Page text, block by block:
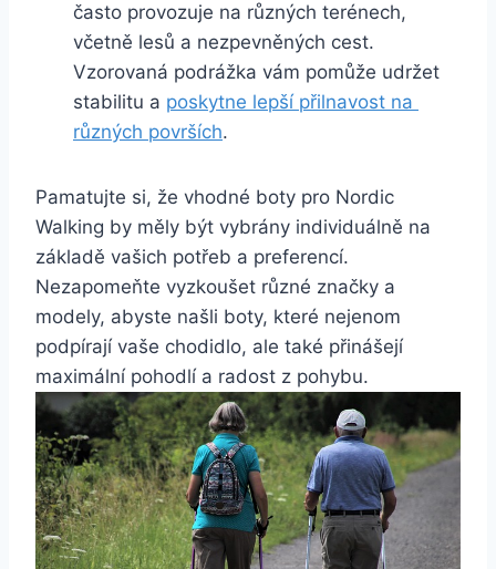
⁤často provozuje na různých terénech,
včetně​ lesů a⁢ nezpevněných cest.
⁢Vzorovaná ‍podrážka vám pomůže udržet
stabilitu‍ a poskytne lepší‍ přilnavost na ​
různých​ površích.
Pamatujte si, že⁢ vhodné boty pro Nordic
⁢Walking by měly být vybrány individuálně na
základě⁤ vašich potřeb a preferencí.
Nezapomeňte vyzkoušet různé značky a ​
modely, abyste ​našli boty, které⁢ nejenom
podpírají vaše⁢ chodidlo, ale také přinášejí
maximální pohodlí a radost z pohybu.